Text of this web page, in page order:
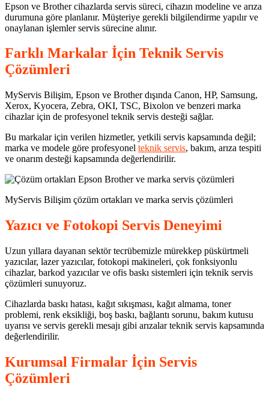
Epson ve Brother cihazlarda servis süreci, cihazın modeline ve arıza
durumuna göre planlanır. Müşteriye gerekli bilgilendirme yapılır ve
onaylanan işlemler servis sürecine alınır.
Farklı Markalar İçin Teknik Servis
Çözümleri
MyServis Bilişim, Epson ve Brother dışında Canon, HP, Samsung,
Xerox, Kyocera, Zebra, OKI, TSC, Bixolon ve benzeri marka
cihazlar için de profesyonel teknik servis desteği sağlar.
Bu markalar için verilen hizmetler, yetkili servis kapsamında değil;
marka ve modele göre profesyonel teknik servis, bakım, arıza tespiti
ve onarım desteği kapsamında değerlendirilir.
MyServis Bilişim çözüm ortakları ve marka servis çözümleri
Yazıcı ve Fotokopi Servis Deneyimi
Uzun yıllara dayanan sektör tecrübemizle mürekkep püskürtmeli
yazıcılar, lazer yazıcılar, fotokopi makineleri, çok fonksiyonlu
cihazlar, barkod yazıcılar ve ofis baskı sistemleri için teknik servis
çözümleri sunuyoruz.
Cihazlarda baskı hatası, kağıt sıkışması, kağıt almama, toner
problemi, renk eksikliği, boş baskı, bağlantı sorunu, bakım kutusu
uyarısı ve servis gerekli mesajı gibi arızalar teknik servis kapsamında
değerlendirilir.
Kurumsal Firmalar İçin Servis
Çözümleri